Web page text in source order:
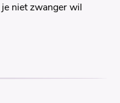
niet zwanger wil